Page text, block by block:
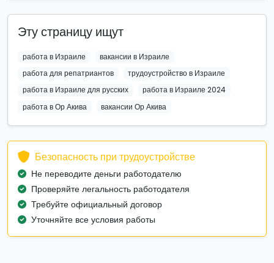
Эту страницу ищут
работа в Израиле
вакансии в Израиле
работа для репатриантов
трудоустройство в Израиле
работа в Израиле для русских
работа в Израиле 2024
работа в Ор Акива
вакансии Ор Акива
Безопасность при трудоустройстве
Не переводите деньги работодателю
Проверяйте легальность работодателя
Требуйте официальный договор
Уточняйте все условия работы